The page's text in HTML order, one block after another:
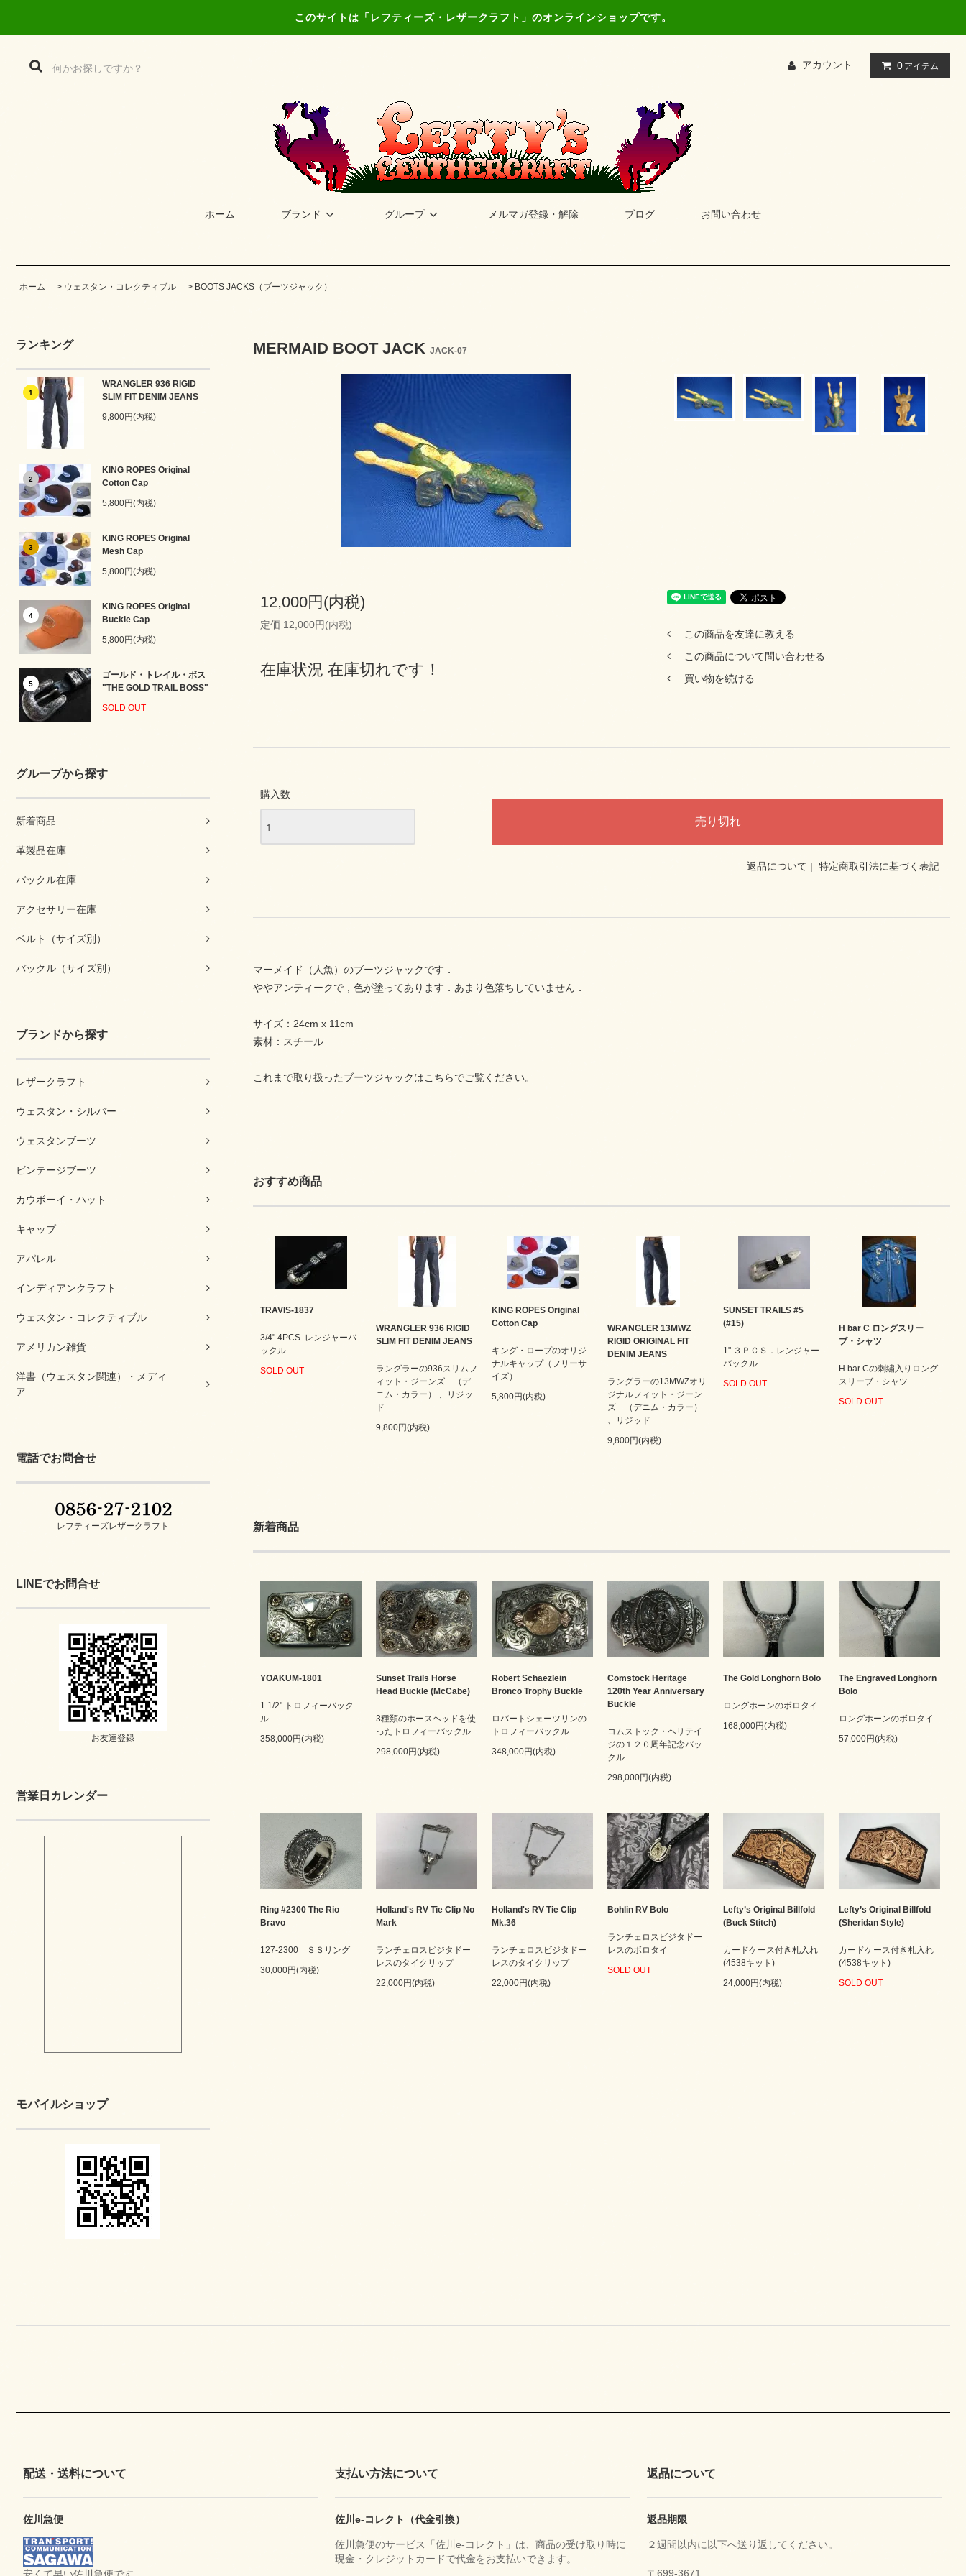
このサイトは「レフティーズ・レザークラフト」のオンラインショップです。
アカウント 0 アイテム
ホーム ブランド グループ メルマガ登録・解除 ブログ お問い合わせ
ホーム > ウェスタン・コレクティブル > BOOTS JACKS（ブーツジャック）
ランキング
1
WRANGLER 936 RIGID
SLIM FIT DENIM JEANS
9,800円(内税)
2
KING ROPES Original
Cotton Cap
5,800円(内税)
3
KING ROPES Original
Mesh Cap
5,800円(内税)
4
KING ROPES Original
Buckle Cap
5,800円(内税)
5
ゴールド・トレイル・ボス
"THE GOLD TRAIL BOSS"
SOLD OUT
グループから探す
新着商品
革製品在庫
バックル在庫
アクセサリー在庫
ベルト（サイズ別）
バックル（サイズ別）
ブランドから探す
レザークラフト
ウェスタン・シルバー
ウェスタンブーツ
ビンテージブーツ
カウボーイ・ハット
キャップ
アパレル
インディアンクラフト
ウェスタン・コレクティブル
アメリカン雑貨
洋書（ウェスタン関連）・メディ
ア
電話でお問合せ
レフティーズレザークラフト
LINEでお問合せ
お友達登録
営業日カレンダー
モバイルショップ
MERMAID BOOT JACK JACK-07
12,000円(内税)
定価 12,000円(内税)
在庫状況 在庫切れです！
この商品を友達に教える
この商品について問い合わせる
買い物を続ける
購入数
返品について | 特定商取引法に基づく表記
マーメイド（人魚）のブーツジャックです．
ややアンティークで，色が塗ってあります．あまり色落ちしていません．
サイズ：24cm x 11cm
素材：スチール
これまで取り扱ったブーツジャックはこちらでご覧ください。
おすすめ商品
TRAVIS-1837
3/4" 4PCS. レンジャーバ
ックル
SOLD OUT
WRANGLER 936 RIGID
SLIM FIT DENIM JEANS
ラングラーの936スリムフ
ィット・ジーンズ （デ
ニム・カラー） 、リジッ
ド
9,800円(内税)
KING ROPES Original
Cotton Cap
キング・ロープのオリジ
ナルキャップ（フリーサ
イズ）
5,800円(内税)
WRANGLER 13MWZ
RIGID ORIGINAL FIT
DENIM JEANS
ラングラーの13MWZオリ
ジナルフィット・ジーン
ズ （デニム・カラー）
、リジッド
9,800円(内税)
SUNSET TRAILS #5
(#15)
1" ３ＰＣＳ．レンジャー
バックル
SOLD OUT
H bar C ロングスリー
ブ・シャツ
H bar Cの刺繍入りロング
スリーブ・シャツ
SOLD OUT
新着商品
YOAKUM-1801
1 1/2" トロフィーバック
ル
358,000円(内税)
Sunset Trails Horse
Head Buckle (McCabe)
3種類のホースヘッドを使
ったトロフィーバックル
298,000円(内税)
Robert Schaezlein
Bronco Trophy Buckle
ロバートシェーツリンの
トロフィーバックル
348,000円(内税)
Comstock Heritage
120th Year Anniversary
Buckle
コムストック・ヘリテイ
ジの１２０周年記念バッ
クル
298,000円(内税)
The Gold Longhorn Bolo
ロングホーンのボロタイ
168,000円(内税)
The Engraved Longhorn
Bolo
ロングホーンのボロタイ
57,000円(内税)
Ring #2300 The Rio
Bravo
127-2300 ＳＳリング
30,000円(内税)
Holland's RV Tie Clip No
Mark
ランチェロスビジタドー
レスのタイクリップ
22,000円(内税)
Holland's RV Tie Clip
Mk.36
ランチェロスビジタドー
レスのタイクリップ
22,000円(内税)
Bohlin RV Bolo
ランチェロスビジタドー
レスのボロタイ
SOLD OUT
Lefty’s Original Billfold
(Buck Stitch)
カードケース付き札入れ
(4538キット)
24,000円(内税)
Lefty’s Original Billfold
(Sheridan Style)
カードケース付き札入れ
(4538キット)
SOLD OUT
配送・送料について
佐川急便
支払い方法について
佐川e-コレクト（代金引換）
佐川急便のサービス「佐川e-コレクト」は、商品の受け取り時に
現金・クレジットカードで代金をお支払いできます。
返品について
返品期限
２週間以内に以下へ送り返してください。
〒699-3671